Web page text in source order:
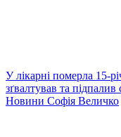
У лікарні померла 15-
зґвалтував та підпалив
Новини Софія Величко